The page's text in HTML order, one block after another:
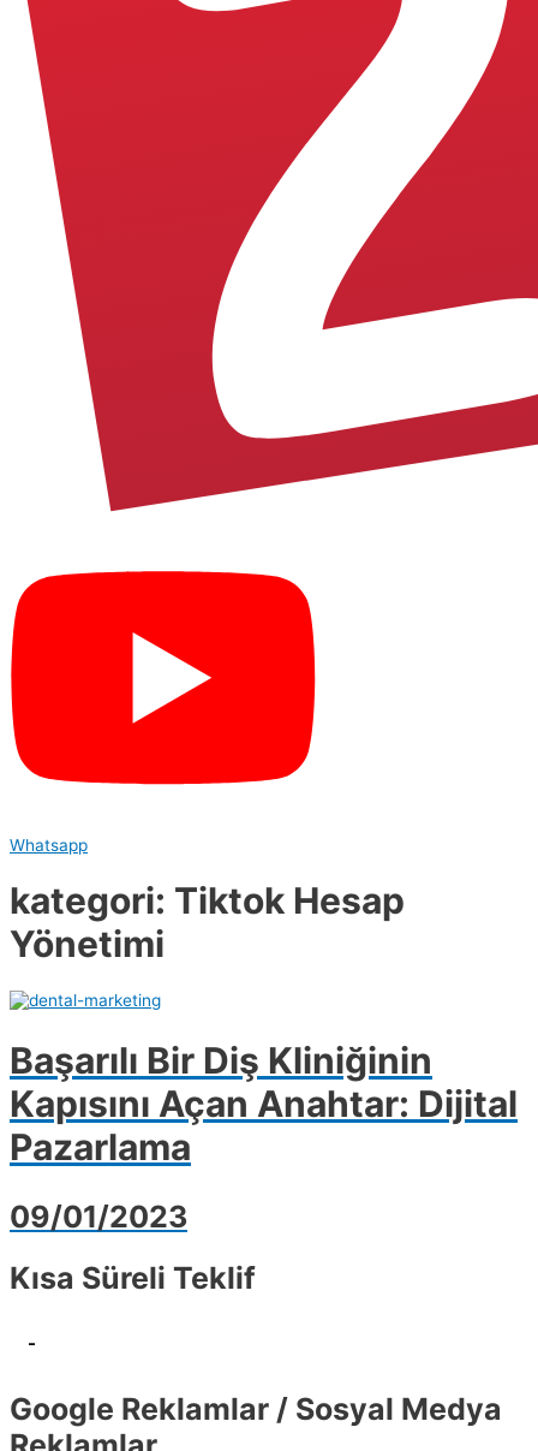
Whatsapp
kategori: Tiktok Hesap
Yönetimi
Başarılı Bir Diş Kliniğinin
Kapısını Açan Anahtar: Dijital
Pazarlama
09/01/2023
Kısa Süreli Teklif
-
Google Reklamlar / Sosyal Medya